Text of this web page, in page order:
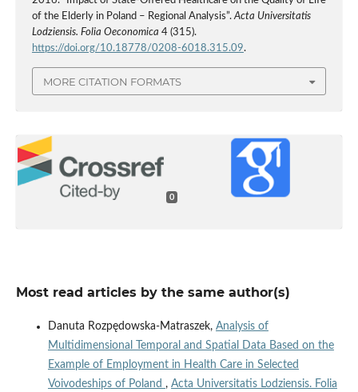
of the Elderly in Poland – Regional Analysis”.Acta Universitatis
Lodziensis. Folia Oeconomica 4 (315).
https://doi.org/10.18778/0208-6018.315.09.
MORE CITATION FORMATS
0
Most read articles by the same author(s)
Danuta Rozpędowska-Matraszek, Analysis of
Multidimensional Temporal and Spatial Data Based on the
Example of Employment in Health Care in Selected
Voivodeships of Poland , Acta Universitatis Lodziensis. Folia